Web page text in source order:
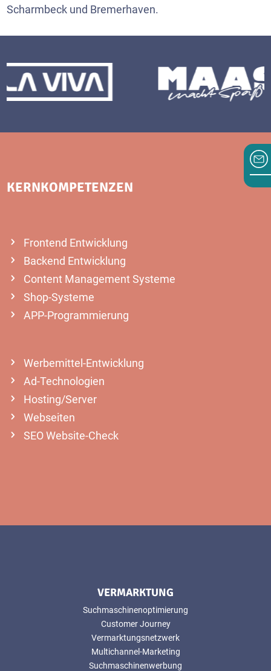
Scharmbeck und Bremerhaven.
KERNKOMPETENZEN
Frontend Entwicklung
Backend Entwicklung
Content Management Systeme
Shop-Systeme
APP-Programmierung
Werbemittel-Entwicklung
Ad-Technologien
Hosting/Server
Webseiten
SEO Website-Check
VERMARKTUNG
Suchmaschinenoptimierung
Customer Journey
Vermarktungsnetzwerk
Multichannel-Marketing
Suchmaschinenwerbung